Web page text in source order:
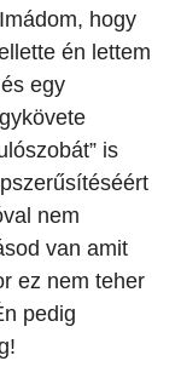
hogy
én lettem
egy
is
nem
van amit
ez nem teher
pedig